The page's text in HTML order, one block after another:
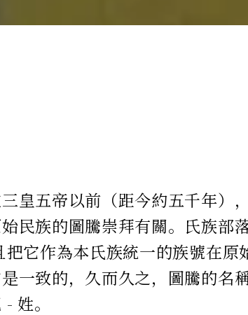
三皇五帝以前（距今約五千年）
民族的圖騰崇拜有關。氏族部
它作為本氏族統一的族號在原
一致的，久而久之，圖騰的名
姓。